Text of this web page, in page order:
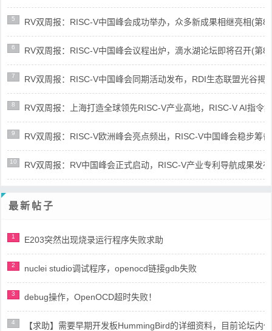
5 RV双周报：RISC-V中国峰会成功举办，众多新成果相继亮相(第
6 RV双周报：RISC-V中国峰会议程出炉，滴水湖论坛即将召开(第
7 RV双周报：RISC-V中国峰会同期活动发布，RDI生态联盟光谷揭
8 RV双周报：上海打造全球领先RISC-V产业高地，RISC-V AI指令
9 RV双周报：RISC-V欧洲峰会亮点频出，RISC-V中国峰会稳步筹
10 RV双周报：RV中国峰会正式启动，RISC-V产业专利导航成果发
最新帖子
1 E203突然出现烧录运行程序失败求助
2 nuclei studio调试程序，openocd链接gdb失败
3 debug操作，OpenOCD超时失败！
4 【求助】需要早期开发板HummingBird的详细资料，目前论坛内